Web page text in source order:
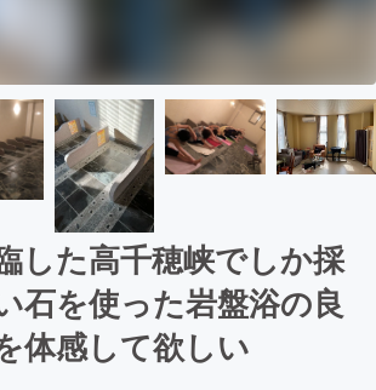
した高千穂峡でしか採
石を使った岩盤浴の良
体感して欲しい